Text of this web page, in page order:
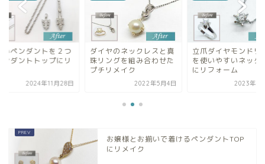
いペンダントを２つ
ンダントトップにリ
2024年11月28日
ダイヤのネックレスと真
珠リングを組み合わせた
プチリメイク
2022年5月4日
立爪ダイヤモンドリ
を使いやすいネック
にリフォーム
2023年4
お嬢様とお揃いで着けるペンダントTOP
にリメイク